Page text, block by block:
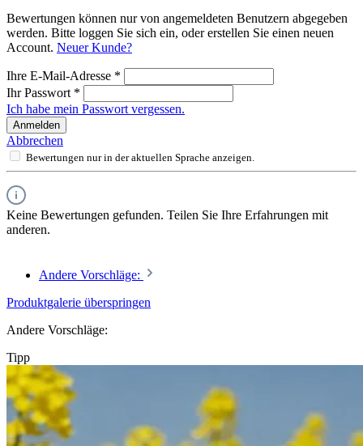
Bewertungen können nur von angemeldeten Benutzern abgegeben
werden. Bitte loggen Sie sich ein, oder erstellen Sie einen neuen
Account. Neuer Kunde?
Ihre E-Mail-Adresse *
Ihr Passwort *
Ich habe mein Passwort vergessen.
Anmelden
Abbrechen
Bewertungen nur in der aktuellen Sprache anzeigen.
Keine Bewertungen gefunden. Teilen Sie Ihre Erfahrungen mit
anderen.
Andere Vorschläge:
Produktgalerie überspringen
Andere Vorschläge:
Tipp